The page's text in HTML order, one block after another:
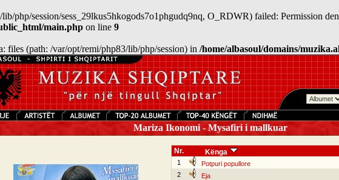
php/session/sess_29lkus5hkogods7o1phgudq9nq, O_RDWR) failed: Permission
main.php on line 9
files (path: /var/opt/remi/php83/lib/php/session) in /home/albasoul/domains/
Mariza Ikonomi - Mysafiri i mallkuar
Nr. Kënga
1 Potpuri popullore
2
Eja